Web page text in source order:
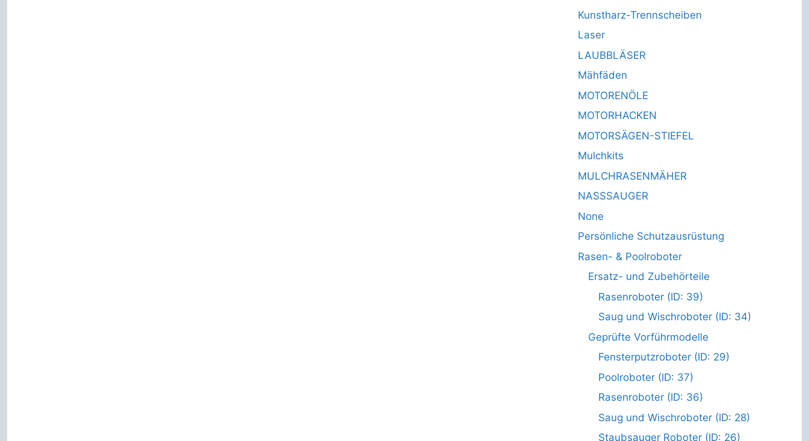
Kunstharz-Trennscheiben
Laser
LAUBBLÄSER
Mähfäden
MOTORENÖLE
MOTORHACKEN
MOTORSÄGEN-STIEFEL
Mulchkits
MULCHRASENMÄHER
NASSSAUGER
None
Persönliche Schutzausrüstung
Rasen- & Poolroboter
Ersatz- und Zubehörteile
Rasenroboter (ID: 39)
Saug und Wischroboter (ID: 34)
Geprüfte Vorführmodelle
Fensterputzroboter (ID: 29)
Poolroboter (ID: 37)
Rasenroboter (ID: 36)
Saug und Wischroboter (ID: 28)
Staubsauger Roboter (ID: 26)